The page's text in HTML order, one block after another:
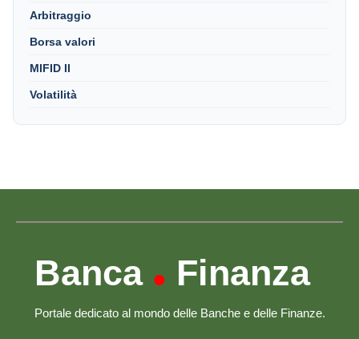
Arbitraggio
Borsa valori
MIFID II
Volatilità
Banca • Finanza
Portale dedicato al mondo delle Banche e delle Finanze.